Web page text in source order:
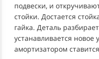
подвески, и
стойки. Достается
гайка. Деталь
устанавливается новое
амортизатором